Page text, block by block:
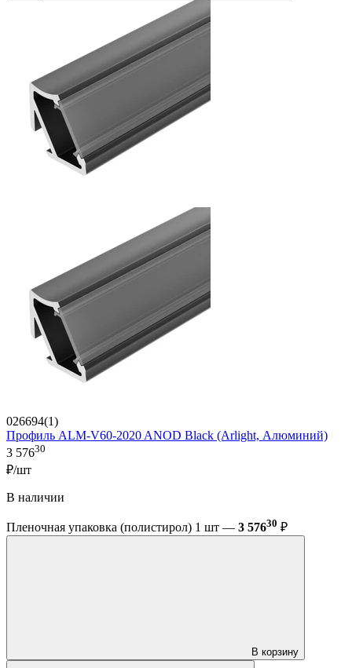
026694(1)
Профиль ALM-V60-2020 ANOD Black (Arlight, Алюминий)
3 57630
₽/шт
В наличии
Пленочная упаковка (полистирол) 1 шт — 3 57630 ₽
В корзину